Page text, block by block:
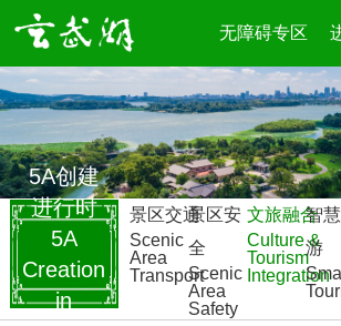
无障碍专区
5A创建
进行时
5A
Creation
in
景区交通
Scenic
Area
Transport
景区安
全
Scenic
Area
Safety
文旅融合
Culture &
Tourism
Integration
智
游